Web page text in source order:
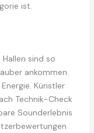
ist.
sind so
ankommen.
Künstler
Technik-Check
Sounderlebnis